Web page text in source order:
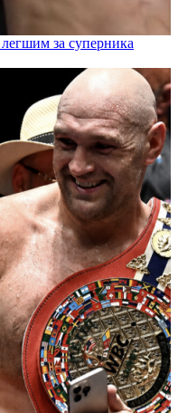
за суперника